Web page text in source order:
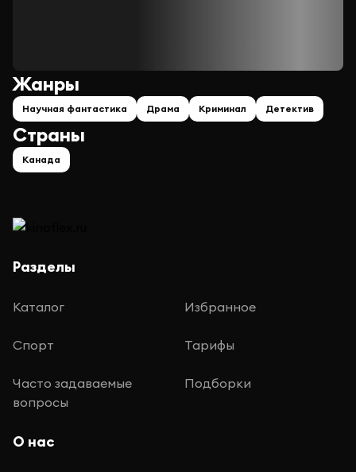
Страны
Канада
Жанры
Научная фантастика Драма Криминал Детектив
Разделы
Каталог Избранное
Спорт Тарифы
Часто задаваемые
вопросы
Подборки
О нас